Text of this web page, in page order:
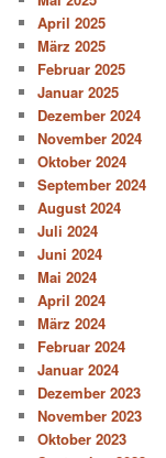
April 2025
März 2025
Februar 2025
Januar 2025
Dezember 2024
November 2024
Oktober 2024
September 2024
August 2024
Juli 2024
Juni 2024
Mai 2024
April 2024
März 2024
Februar 2024
Januar 2024
Dezember 2023
November 2023
Oktober 2023